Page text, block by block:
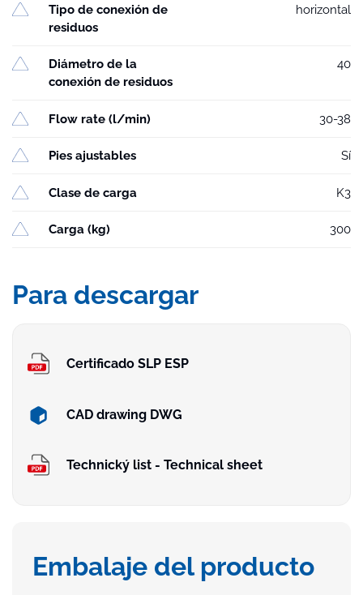
Tipo de conexión de
residuos
horizontal
Diámetro de la
conexión de residuos
40
Flow rate (l/min) 30-38
Pies ajustables Sí
Clase de carga K3
Carga (kg) 300
Para descargar
Certificado SLP ESP
CAD drawing DWG
Technický list - Technical sheet
Embalaje del producto